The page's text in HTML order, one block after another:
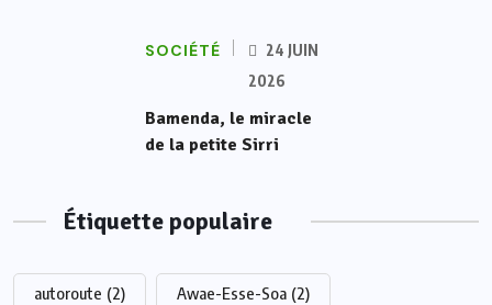
SOCIÉTÉ
24 JUIN
2026
Bamenda, le miracle
de la petite Sirri
Étiquette populaire
autoroute (2) Awae-Esse-Soa (2)